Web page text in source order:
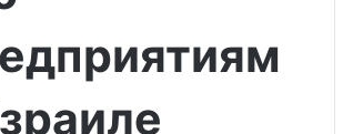
Путин участвует в заседании
ВЕЭС в Астане